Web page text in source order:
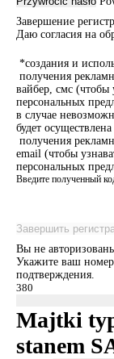
Завершение
Даю согласия на
*создания и
получения
вайбер, смс (чтобы
персональных
в случае
будет
получения
email (чтобы
персональных
Введите полученный
Завершить
Вы не
Укажите ваш
подтверждения.
Majtki
stanem